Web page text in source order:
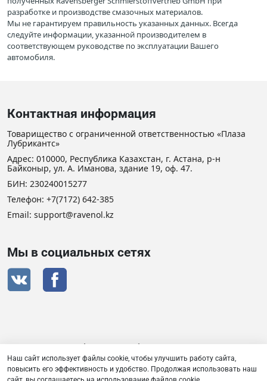
разработке и производстве смазочных материалов.
Мы не гарантируем правильность указанных данных. Всегда
следуйте информации, указанной производителем в
соответствующем руководстве по эксплуатации Вашего
автомобиля.
Контактная информация
Товарищество с ограниченной ответственностью «Плаза
Лубрикантс»
Адрес: 010000, Республика Казахстан, г. Астана, р-н
Байконыр, ул. А. Иманова, здание 19, оф. 47.
БИН: 230240015277
Телефон: +7(7172) 642-385
Email: support@ravenol.kz
Мы в социальных сетях
Сертификат дистрибьютора RAVENOL
Наш сайт использует файлы cookie, чтобы улучшить работу сайта,
повысить его эффективность и удобство. Продолжая использовать наш